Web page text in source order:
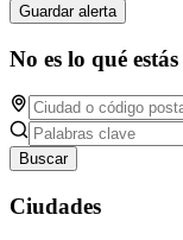
Guardar alerta
No es lo qué
Buscar
Ciudades